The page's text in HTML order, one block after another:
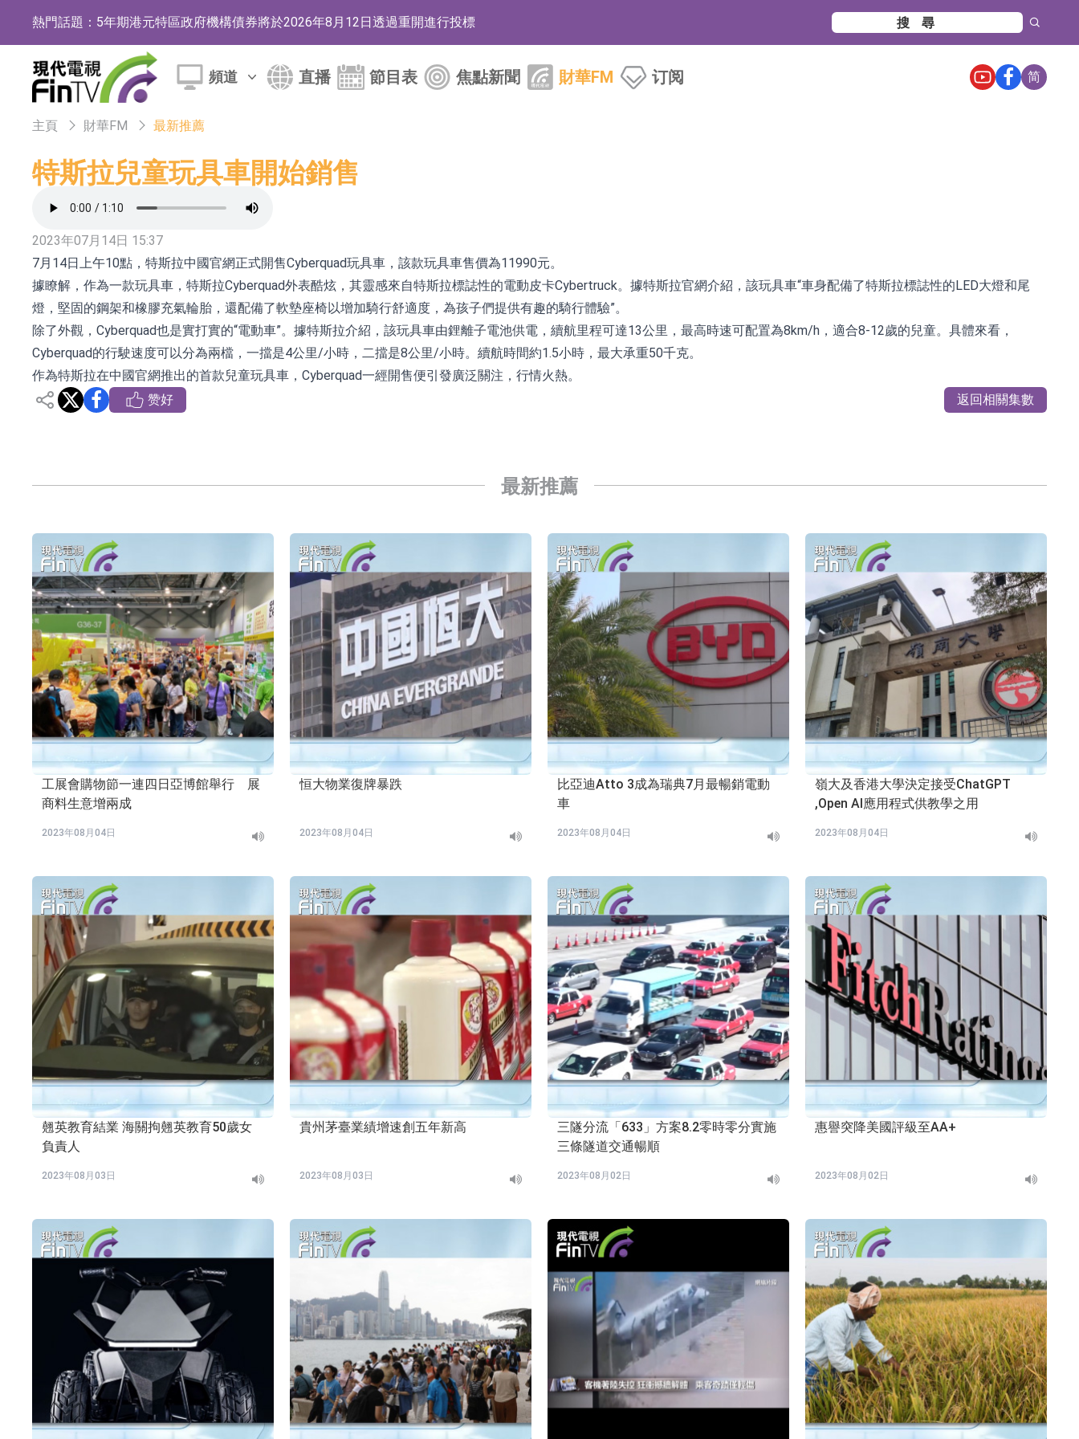
熱門話題： 5年期港元特區政府機構債券將於2026年8月12日透過重開進行投標
1年期港元隔夜平均指數掛鉤債券將於2026年8月12日進行投標
香港證監會就中國糖果前高管的失當行為取得13年取消資格令
【異動股】港股跌幅榜前十，融信中國(03301.HK)跌38.98%，德信服務集團(02215.HK)跌35.71%
地緯智能：暫未開展對外的語料商業化服務
嘉立創：公司主要提供EDA/CAM、PCB、電子元器件等電子及機械產業鏈一站式研發智造服務
工信部：鼓勵民爆企業依法依規實施重組整合
工信部：到2030年形成3-5家具有較強國際運營能力的大型民爆企業集團
因美納：首批由中國生產製造基地生產的本土化產品完成客戶交付
魯陽節能：公司汽車襯墊 CCMAX、E2K、HBD系列產品已實現量產銷售
日韓股市收盤雙雙下挫
北京君正：預計後續仍將主要採用季度調價的模式
【異動股】昨日打二板以上表現板塊拉升，欣天科技(300615.CN)漲19.97%
【異動股】港股跌幅榜前十，天瑞汽車内飾(06162.HK)跌18.00%，德信服務集團(02215.HK)跌16.33%
和光智成完成天使輪數千萬融資
10年期港元特區政府機構債券將於2026年8月12日透過重開進行投標
頻道 直播 節目表 焦點新聞 財華FM 订阅 简
主頁 財華FM 最新推薦
特斯拉兒童玩具車開始銷售
2023年07月14日 15:37
7月14日上午10點，特斯拉中國官網正式開售Cyberquad玩具車，該款玩具車售價為11990元。
據瞭解，作為一款玩具車，特斯拉Cyberquad外表酷炫，其靈感來自特斯拉標誌性的電動皮卡Cybertruck。據特斯拉官網介紹，該玩具車“車身配備了特斯拉標誌性的LED大燈和尾
燈，堅固的鋼架和橡膠充氣輪胎，還配備了軟墊座椅以增加騎行舒適度，為孩子們提供有趣的騎行體驗”。
除了外觀，Cyberquad也是實打實的“電動車”。據特斯拉介紹，該玩具車由鋰離子電池供電，續航里程可達13公里，最高時速可配置為8km/h，適合8-12歲的兒童。具體來看，
Cyberquad的行駛速度可以分為兩檔，一擋是4公里/小時，二擋是8公里/小時。續航時間約1.5小時，最大承重50千克。
作為特斯拉在中國官網推出的首款兒童玩具車，Cyberquad一經開售便引發廣泛關注，行情火熱。
赞好
返回相關集數
最新推薦
工展會購物節一連四日亞博館舉行 展
商料生意增兩成
2023年08月04日
恒大物業復牌暴跌
2023年08月04日
比亞迪Atto 3成為瑞典7月最暢銷電動
車
2023年08月04日
嶺大及香港大學決定接受ChatGPT
,Open AI應用程式供教學之用
2023年08月04日
翹英教育結業 海關拘翹英教育50歲女
負責人
2023年08月03日
貴州茅臺業績增速創五年新高
2023年08月03日
三隧分流「633」方案8.2零時零分實施
三條隧道交通暢順
2023年08月02日
惠譽突降美國評級至AA+
2023年08月02日